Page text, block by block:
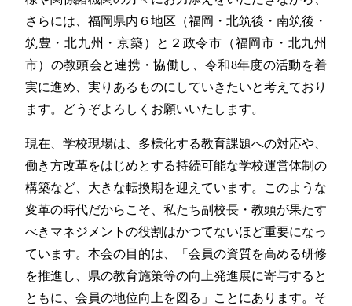
さらには、福岡県内６地区（福岡・北筑後・南筑後・
筑豊・北九州・京築）と２政令市（福岡市・北九州
市）の教頭会と連携・協働し、令和8年度の活動を着
実に進め、実りあるものにしていきたいと考えており
ます。どうぞよろしくお願いいたします。
現在、学校現場は、多様化する教育課題への対応や、
働き方改革をはじめとする持続可能な学校運営体制の
構築など、大きな転換期を迎えています。このような
変革の時代だからこそ、私たち副校長・教頭が果たす
べきマネジメントの役割はかつてないほど重要になっ
ています。本会の目的は、「会員の資質を高める研修
を推進し、県の教育施策等の向上発進展に寄与すると
ともに、会員の地位向上を図る」ことにあります。そ